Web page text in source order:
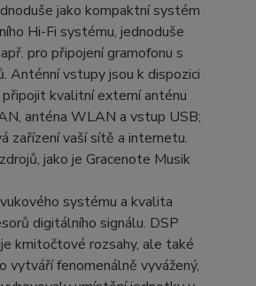
jako kompaktní systém
Hi-Fi systému, jednoduše
pro připojení gramofonu s
Anténní vstupy jsou k dispozici
kvalitní externí anténu
anténa WLAN a vstup USB;
zařízení vaší sítě a internetu.
jako je Gracenote Musik
systému a kvalita
digitálního signálu. DSP
kmitočtové rozsahy, ale také
vytváří fenomenálně vyvážený,